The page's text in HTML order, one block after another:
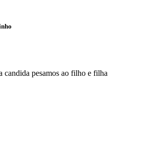
candida pesamos ao filho e filha